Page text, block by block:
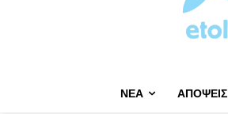
NΈΑ ΑΠΌΨΕΙΣ